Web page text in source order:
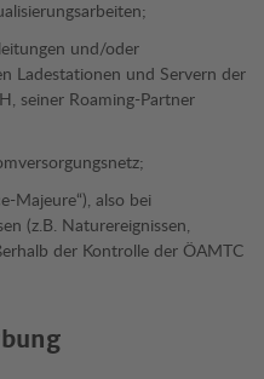
und/oder
Ladestationen und Servern der
seiner Roaming-Partner
Majeure“), also bei
(z.B. Naturereignissen,
der Kontrolle der ÖAMTC